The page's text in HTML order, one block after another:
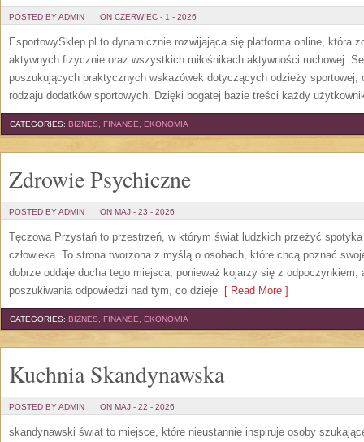
POSTED BY ADMIN ON CZERWIEC - 1 - 2026
EsportowySklep.pl to dynamicznie rozwijająca się platforma online, która
aktywnych fizycznie oraz wszystkich miłośnikach aktywności ruchowej.
poszukujących praktycznych wskazówek dotyczących odzieży sportowej,
rodzaju dodatków sportowych. Dzięki bogatej bazie treści każdy
CATEGORIES: BIZNES, FINANSE, EKONOMIA
Zdrowie Psychiczne
POSTED BY ADMIN ON MAJ - 23 - 2026
Tęczowa Przystań to przestrzeń, w którym świat ludzkich przeżyć
człowieka. To strona tworzona z myślą o osobach, które chcą poznać
dobrze oddaje ducha tego miejsca, ponieważ kojarzy się z odpoczynkiem,
poszukiwania odpowiedzi nad tym, co dzieje [ Read More ]
CATEGORIES: BIZNES, FINANSE, EKONOMIA
Kuchnia Skandynawska
POSTED BY ADMIN ON MAJ - 22 - 2026
skandynawski świat to miejsce, które nieustannie inspiruje osoby